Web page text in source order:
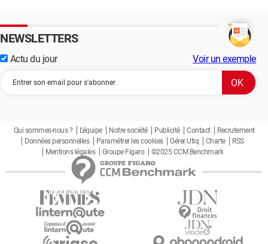
NEWSLETTERS
Actu du jour Voir un exemple
Qui sommes-nous ? L'équipe Notre société Publicité Contact
Recrutement
Données personnelles
Paramétrer les cookies Gérer Utiq Charte
RSS
Mentions légales
Groupe Figaro ©2025 CCM Benchmark